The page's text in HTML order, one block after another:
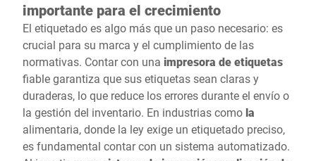
importante para el crecimiento
El etiquetado es algo más que un paso necesario: es
crucial para su marca y el cumplimiento de las
normativas. Contar con una impresora de etiquetas
fiable garantiza que sus etiquetas sean claras y
duraderas, lo que reduce los errores durante el envío o
la gestión del inventario. En industrias como la
alimentaria, donde la ley exige un etiquetado preciso,
es fundamental contar con un sistema automatizado.